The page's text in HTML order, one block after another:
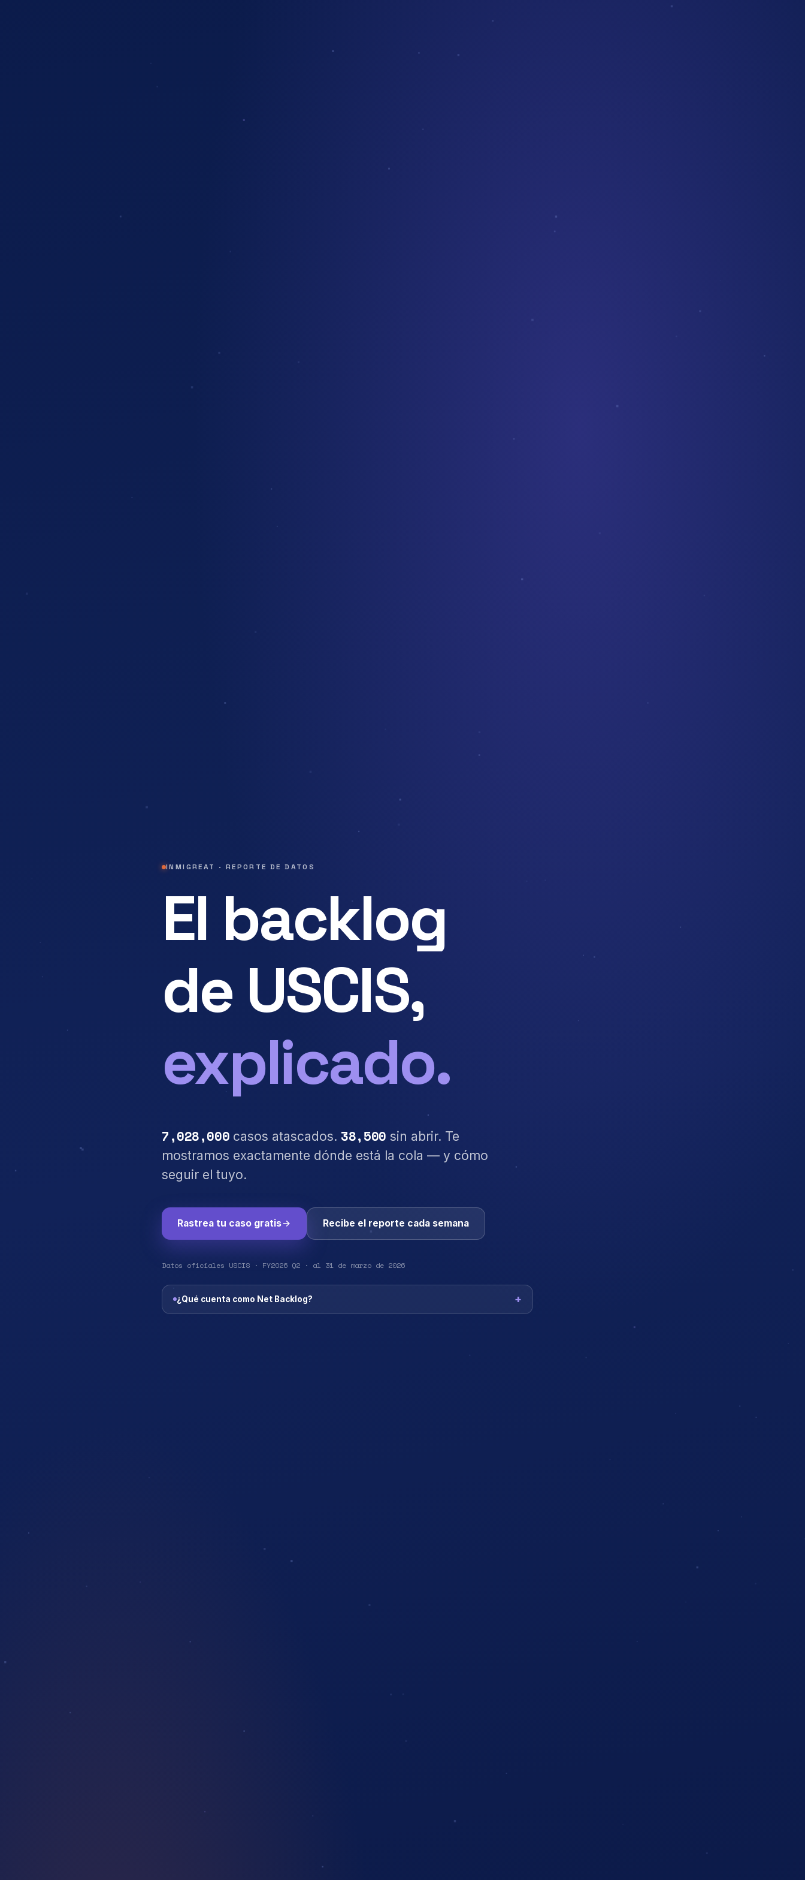
INMIGREAT · REPORTE DE DATOS
El backlog
de USCIS,
explicado.
7,028,000 casos atascados. 38,500 sin abrir. Te
mostramos exactamente dónde está la cola — y cómo
seguir el tuyo.
Rastrea tu caso gratis Recibe el reporte cada semana
Datos oficiales USCIS · FY2026 Q2 · al 31 de marzo de 2026
¿Qué cuenta como Net Backlog?